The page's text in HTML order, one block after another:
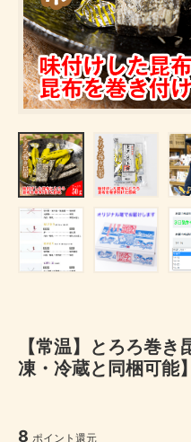
【常温】とろろ巻
凍・冷蔵と同梱可能】
8 ポイント還元